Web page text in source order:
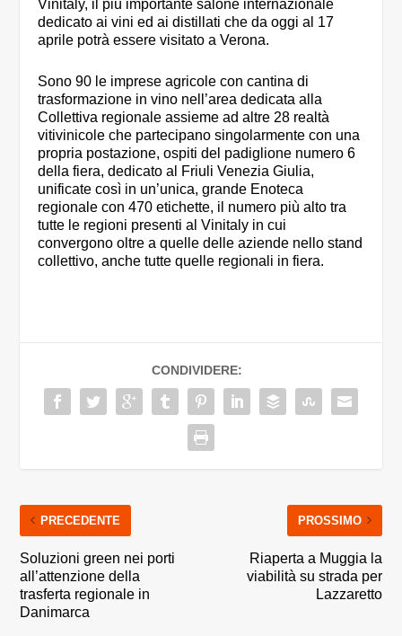
Vinitaly, il più importante salone internazionale
dedicato ai vini ed ai distillati che da oggi al 17
aprile potrà essere visitato a Verona.
Sono 90 le imprese agricole con cantina di
trasformazione in vino nell’area dedicata alla
Collettiva regionale assieme ad altre 28 realtà
vitivinicole che partecipano singolarmente con una
propria postazione, ospiti del padiglione numero 6
della fiera, dedicato al Friuli Venezia Giulia,
unificate così in un’unica, grande Enoteca
regionale con 470 etichette, il numero più alto tra
tutte le regioni presenti al Vinitaly in cui
convergono oltre a quelle delle aziende nello stand
collettivo, anche tutte quelle regionali in fiera.
CONDIVIDERE:
PRECEDENTE
Soluzioni green nei porti
all’attenzione della
trasferta regionale in
Danimarca
PROSSIMO
Riaperta a Muggia la
viabilità su strada per
Lazzaretto